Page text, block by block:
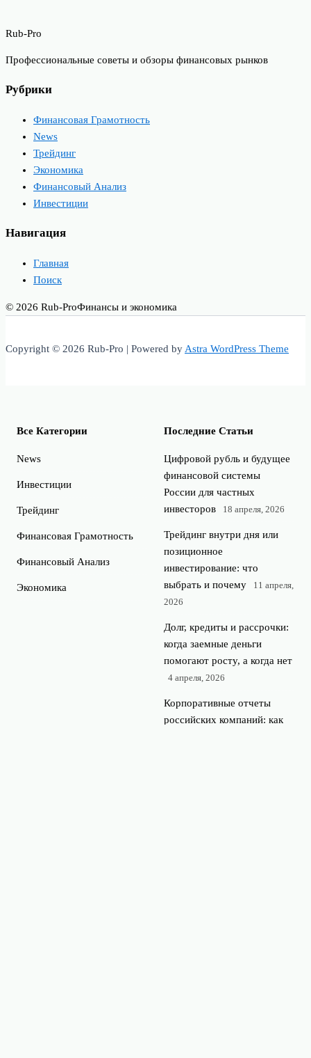
Rub-Pro
Профессиональные советы и обзоры финансовых рынков
Рубрики
Финансовая Грамотность
News
Трейдинг
Экономика
Финансовый Анализ
Инвестиции
Навигация
Главная
Поиск
© 2026 Rub-ProФинансы и экономика
Copyright © 2026 Rub-Pro | Powered by Astra WordPress Theme
Все Категории
News
Инвестиции
Трейдинг
Финансовая Грамотность
Финансовый Анализ
Экономика
Последние Статьи
Цифровой рубль и будущее
финансовой системы
России для частных
инвесторов
18 апреля, 2026
Трейдинг внутри дня или
позиционное
инвестирование: что
выбрать и почему
11 апреля,
2026
Долг, кредиты и рассрочки:
когда заемные деньги
помогают росту, а когда нет
4 апреля, 2026
Корпоративные отчеты
российских компаний: как